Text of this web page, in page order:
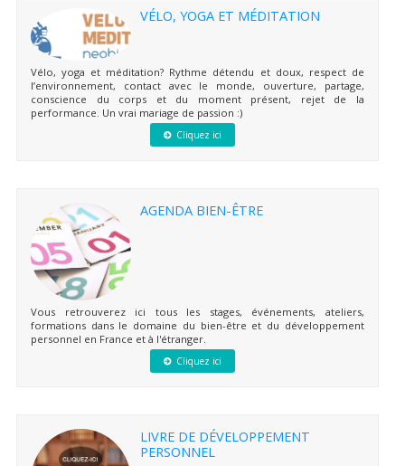
VÉLO, YOGA ET MÉDITATION
Vélo, yoga et méditation? Rythme détendu et doux, respect de
l’environnement, contact avec le monde, ouverture, partage,
conscience du corps et du moment présent, rejet de la
performance. Un vrai mariage de passion :)
Cliquez ici
AGENDA BIEN-ÊTRE
Vous retrouverez ici tous les stages, événements, ateliers,
formations dans le domaine du bien-être et du développement
personnel en France et à l'étranger.
Cliquez ici
LIVRE DE DÉVELOPPEMENT
PERSONNEL